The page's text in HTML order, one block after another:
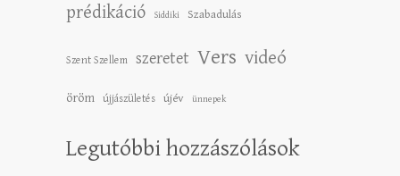
prédikáció Siddiki Szabadulás
Szent Szellem szeretet Vers videó
öröm újjászületés újév ünnepek
Legutóbbi hozzászólások